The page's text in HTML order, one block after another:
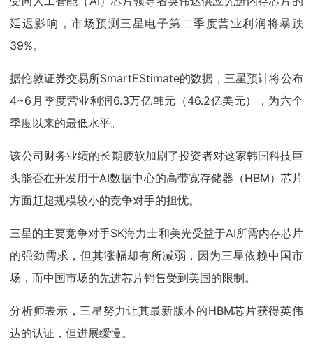
延迟影响，市场预测三星电子第二季度营业利润将暴跌
39%。
据伦敦证券交易所SmartEStimate的数据，三星预计将公布
4~6月季度营业利润6.3万亿韩元（46.2亿美元），为六个
季度以来的最低水平。
该公司财务业绩的长期疲软加剧了投资者对这家韩国科技巨
头能否在开发用于AI数据中心的高带宽存储器（HBM）芯片
方面赶超规模较小的竞争对手的担忧。
三星的主要竞争对手SK海力士和美光受益于AI所需内存芯片
的强劲需求，但其涨幅却有所减弱，因为三星依赖中国市
场，而中国市场的先进芯片销售受到美国的限制。
分析师表示，三星努力让其最新版本的HBM芯片获得英伟
达的认证，但进展缓慢。